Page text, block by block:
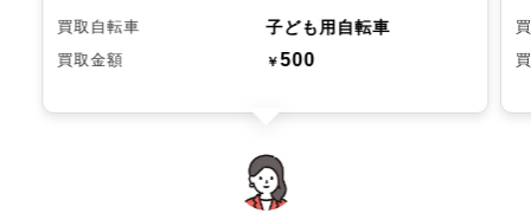
買取自転車 子ども用自転車
買取金額 ￥500
chevron_left chevron_right